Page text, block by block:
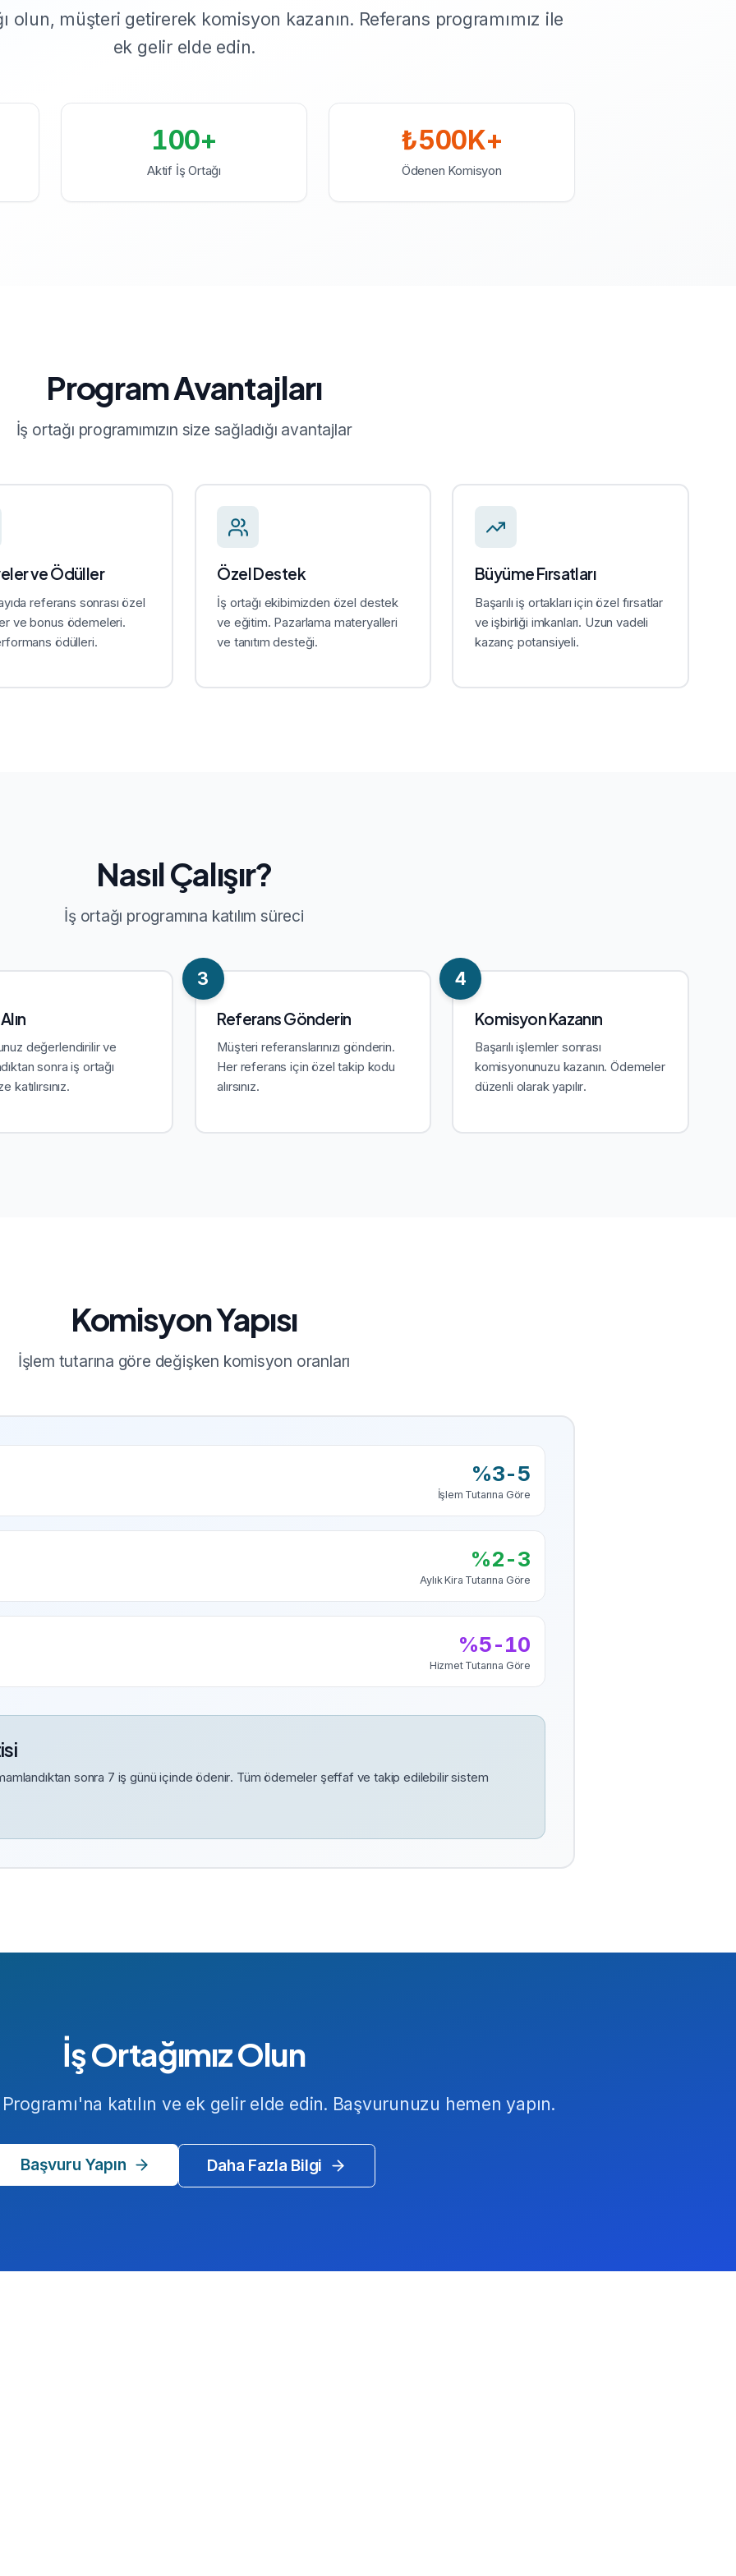
olun, müşteri getirerek komisyon kazanın. Referans programımız ile
ek gelir elde edin.
100+
Aktif İş Ortağı
₺500K+
Ödenen Komisyon
Program Avantajları
İş ortağı programımızın size sağladığı avantajlar
ve Ödüller
referans sonrası özel
ve bonus ödemeleri.
ödülleri.
Özel Destek
İş ortağı ekibimizden özel destek
ve eğitim. Pazarlama materyalleri
ve tanıtım desteği.
Büyüme Fırsatları
Başarılı iş ortakları için özel fırsatlar
ve işbirliği imkanları. Uzun vadeli
kazanç potansiyeli.
Nasıl Çalışır?
İş ortağı programına katılım süreci
değerlendirilir ve
sonra iş ortağı
katılırsınız.
3
Referans Gönderin
Müşteri referanslarınızı gönderin.
Her referans için özel takip kodu
alırsınız.
4
Komisyon Kazanın
Başarılı işlemler sonrası
komisyonunuzu kazanın. Ödemeler
düzenli olarak yapılır.
Komisyon Yapısı
İşlem tutarına göre değişken komisyon oranları
%3-5
İşlem Tutarına Göre
%2-3
Aylık Kira Tutarına Göre
%5-10
Hizmet Tutarına Göre
sonra 7 iş günü içinde ödenir. Tüm ödemeler şeffaf ve takip edilebilir sistem
İş Ortağımız Olun
katılın ve ek gelir elde edin. Başvurunuzu hemen yapın.
Başvuru Yapın Daha Fazla Bilgi